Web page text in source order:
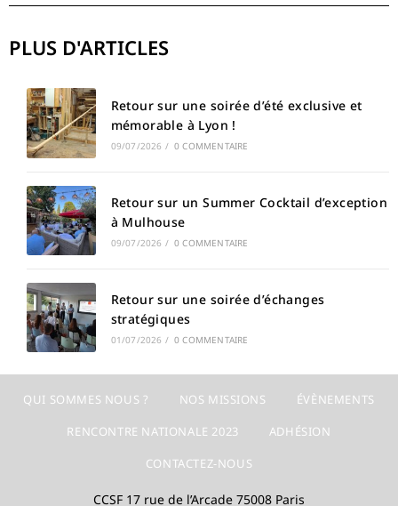
PLUS D'ARTICLES
Retour sur une soirée d’été exclusive et
mémorable à Lyon !
09/07/2026 / 0 COMMENTAIRE
Retour sur un Summer Cocktail d’exception
à Mulhouse
09/07/2026 / 0 COMMENTAIRE
Retour sur une soirée d’échanges
stratégiques
01/07/2026 / 0 COMMENTAIRE
QUI SOMMES NOUS ? NOS MISSIONS
ÉVÈNEMENTS
RENCONTRE NATIONALE 2023
ADHÉSION
CONTACTEZ-NOUS
CCSF 17 rue de l’Arcade 75008 Paris